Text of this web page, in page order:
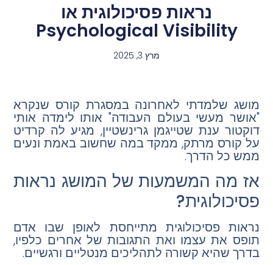
נראות פסיכולוגית או
Psychological Visibility
מרץ 3, 2025
מושג שלמדתי לאחרונה במסגרת קורס שנקרא
"אושר מעשי בעולם העבודה" אותו לימדה אותי
דוקטור ענת שטייגמן גרינשטיין, מגיע לה קרדיט
על קורס מרתק, ממקד במה שחשוב באמת ונעים
ממש כל הדרך.
אז מה המשמעות של המושג נראות
פסיכולוגית?
נראות פסיכולוגית מתייחסת לאופן שבו אדם
תופס את עצמו ואת התגובות של אחרים כלפיו,
בדרך שהיא קשורה לתהליכים מנטליים ורגשיים.